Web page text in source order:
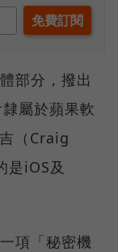
部分，撥出
屬於蘋果軟
（Craig
是iOS及
項「秘密機